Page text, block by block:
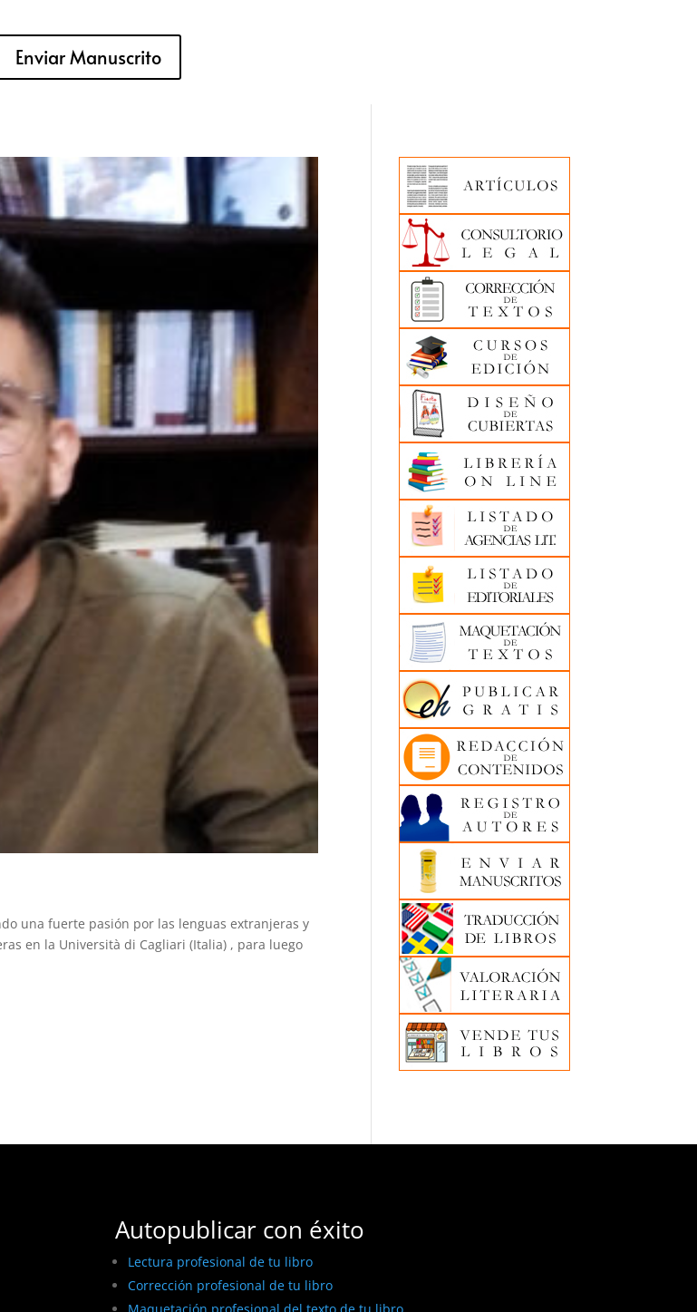
Enviar Manuscrito
una fuerte pasión por las lenguas extranjeras y
en la Università di Cagliari (Italia) , para luego
Autopublicar con éxito
Lectura profesional de tu libro
Corrección profesional de tu libro